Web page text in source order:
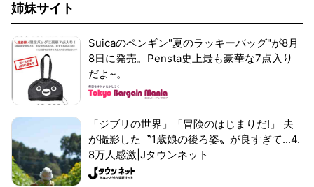
姉妹サイト
Suicaのペンギン"夏のラッキーバッグ"が8月
8日に発売。Pensta史上最も豪華な7点入り
だよ~。
「ジブリの世界」「冒険のはじまりだ!」 夫
が撮影した〝1歳娘の後ろ姿〟が良すぎて...4.
8万人感激|Jタウンネット